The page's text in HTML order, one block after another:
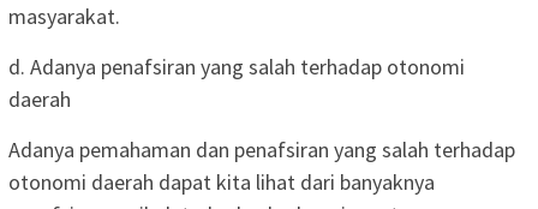
masyarakat.
d. Adanya penafsiran yang salah terhadap otonomi
daerah
Adanya pemahaman dan penafsiran yang salah terhadap
otonomi daerah dapat kita lihat dari banyaknya